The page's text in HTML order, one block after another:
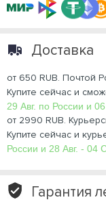
Доставка
от 650 RUB. Почтой
Купите сейчас и
29 Авг. по России и
от 2990 RUB.
Купите сейчас и
России и 28 Авг. - 04
Гарантия